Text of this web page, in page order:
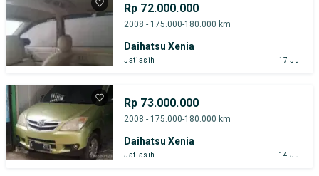
Rp 72.000.000
2008 - 175.000-180.000 km
Daihatsu Xenia
Jatiasih 17 Jul
Rp 73.000.000
2008 - 175.000-180.000 km
Daihatsu Xenia
Jatiasih 14 Jul